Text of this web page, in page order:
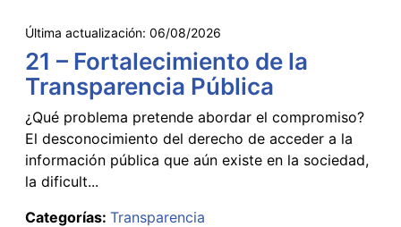
Última actualización: 06/08/2026
21 – Fortalecimiento de la
Transparencia Pública
¿Qué problema pretende abordar el compromiso?
El desconocimiento del derecho de acceder a la
información pública que aún existe en la sociedad,
la dificult...
Categorías: Transparencia